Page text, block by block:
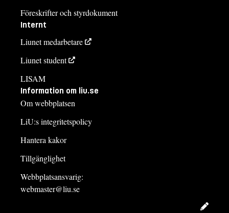
Föreskrifter och styrdokument
Internt
Liunet medarbetare
Liunet student
LISAM
Information om liu.se
Om webbplatsen
LiU:s integritetspolicy
Hantera kakor
Tillgänglighet
Webbplatsansvarig:
webmaster@liu.se